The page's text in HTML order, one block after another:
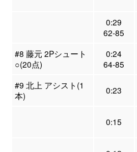
0:29
62-85
#8 藤元 2Pシュート
○(20点)
0:24
64-85
#9 北上 アシスト(1
本)
0:23
0:15